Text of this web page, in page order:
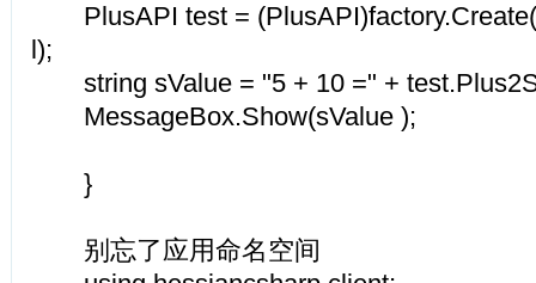
PlusAPI test =
l);
string sValue = "5 + 10 =" +
MessageBox.Show(sValue );
}
别忘了应用命名空间